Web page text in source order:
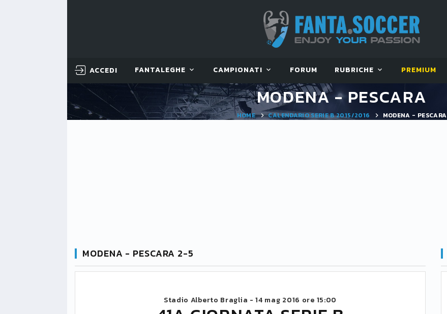
ACCEDI FANTALEGHE CAMPIONATI FORUM RUBRICHE PREMIUM
MODENA - PESCARA
HOME CALENDARIO SERIE B 2015/2016 MODENA - PESCARA
MODENA - PESCARA 2-5
Stadio Alberto Braglia -14 mag 2016 ore 15:00